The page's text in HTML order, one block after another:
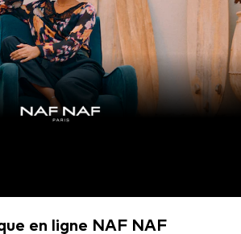
en ligne NAF NAF